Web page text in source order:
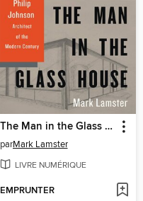
The Man in the Glass House
parMark Lamster
LIVRE NUMÉRIQUE
EMPRUNTER